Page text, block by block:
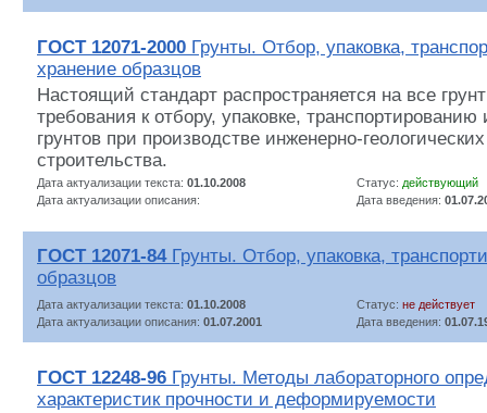
ГОСТ 12071-2000 Грунты. Отбор, упаковка,
хранение образцов
Настоящий стандарт распространяется на все
требования к отбору, упаковке,
грунтов при производстве инженерно-
строительства.
Дата актуализации текста: 01.10.2008 Статус: действующий
Дата актуализации описания:
Дата введения:
ГОСТ 12071-84Грунты. Отбор, упаковка,
образцов
Дата актуализации текста: 01.10.2008 Статус: не действует
Дата актуализации описания: 01.07.2001 Дата введения:
ГОСТ 12248-96 Грунты. Методы лабораторного
характеристик прочности и деформируемости